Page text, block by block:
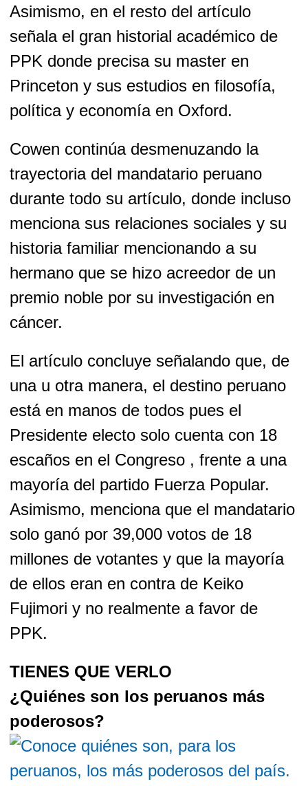
Asimismo, en el resto del artículo
señala el gran historial académico de
PPK donde precisa su master en
Princeton y sus estudios en filosofía,
política y economía en Oxford.
Cowen continúa desmenuzando la
trayectoria del mandatario peruano
durante todo su artículo, donde incluso
menciona sus relaciones sociales y su
historia familiar mencionando a su
hermano que se hizo acreedor de un
premio noble por su investigación en
cáncer.
El artículo concluye señalando que, de
una u otra manera, el destino peruano
está en manos de todos pues el
Presidente electo solo cuenta con 18
escaños en el Congreso , frente a una
mayoría del partido Fuerza Popular.
Asimismo, menciona que el mandatario
solo ganó por 39,000 votos de 18
millones de votantes y que la mayoría
de ellos eran en contra de Keiko
Fujimori y no realmente a favor de
PPK.
TIENES QUE VERLO
¿Quiénes son los peruanos más
poderosos?